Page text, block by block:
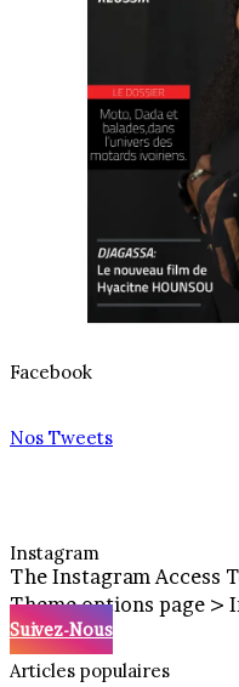
Facebook
Nos Tweets
Instagram
The Instagram Access
Theme options page >
Suivez-Nous
Articles populaires